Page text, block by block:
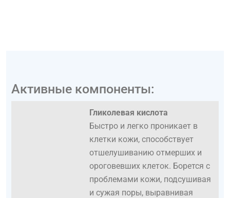
Активные компоненты:
Гликолевая кислота
Быстро и легко проникает в
клетки кожи, способствует
отшелушиванию отмерших и
ороговевших клеток. Борется с
проблемами кожи, подсушивая
и сужая поры, выравнивая